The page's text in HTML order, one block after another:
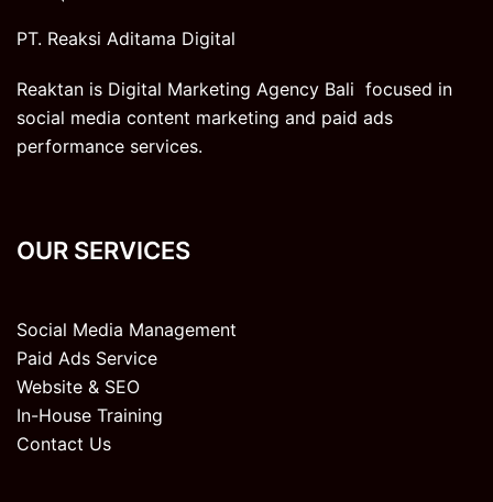
PT. Reaksi Aditama Digital
Reaktan is Digital Marketing Agency Bali focused in
social media content marketing and paid ads
performance services.
OUR SERVICES
Social Media Management
Paid Ads Service
Website & SEO
In-House Training
Contact Us